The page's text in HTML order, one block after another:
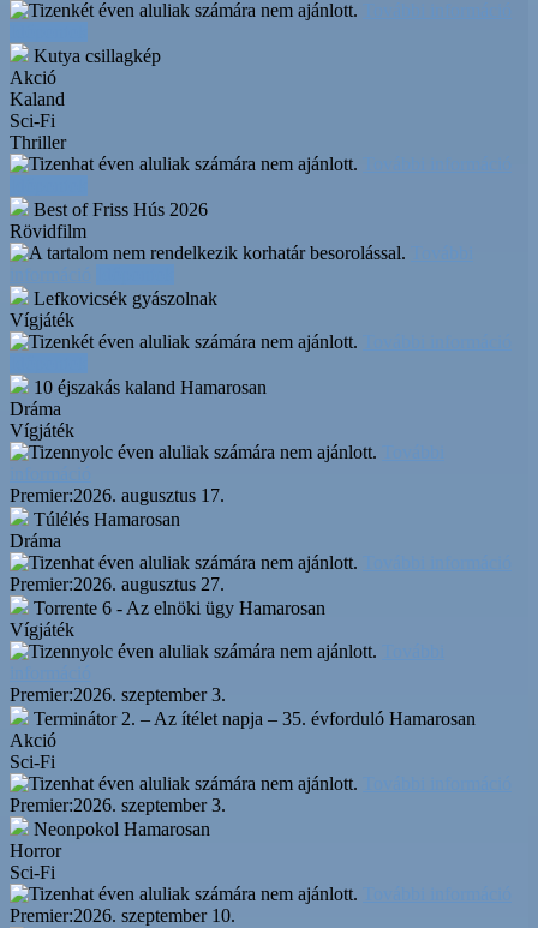
Kutya csillagkép
Akció
Kaland
Sci-Fi
Thriller
Best of Friss Hús 2026
Rövidfilm
Lefkovicsék gyászolnak
Vígjáték
10 éjszakás kaland Hamarosan
Dráma
Vígjáték
Premier:2026. augusztus 17.
Túlélés Hamarosan
Dráma
Premier:2026. augusztus 27.
Torrente 6 - Az elnöki ügy Hamarosan
Vígjáték
Premier:2026. szeptember 3.
Terminátor 2. – Az ítélet napja – 35. évforduló Hamarosan
Akció
Sci-Fi
Premier:2026. szeptember 3.
Neonpokol Hamarosan
Horror
Sci-Fi
Premier:2026. szeptember 10.